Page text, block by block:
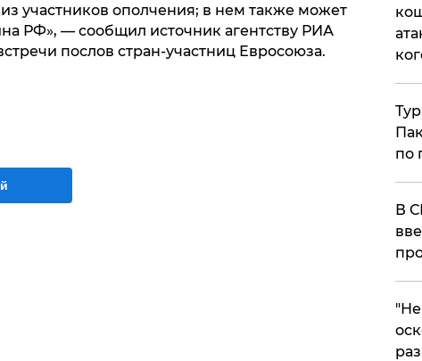
участников ополчения; в нем также может
РФ», — сообщил источник агентству РИА
послов стран-участниц Евросоюза.
по
В